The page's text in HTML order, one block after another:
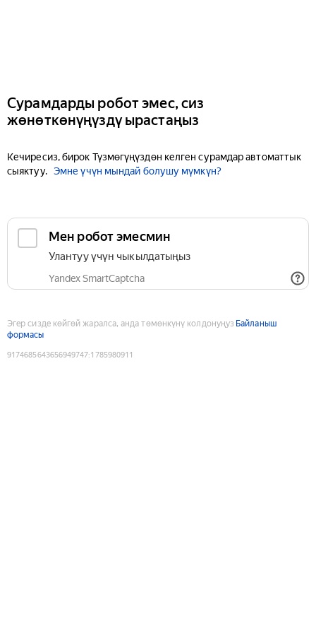
Сурамдарды робот эмес, сиз
жөнөткөнүңүздү ырастаңыз
Кечиресиз, бирок Түзмөгүңүздөн келген сурамдар автоматтык
сыяктуу. Эмне үчүн мындай болушу мүмкүн?
Мен робот эмесмин
Улантуу үчүн чыкылдатыңыз
Yandex SmartCaptcha
Эгер сизде көйгөй жаралса, анда төмөнкүнү колдонуңуз Байланыш
формасы
9174685643656949747:1785980911